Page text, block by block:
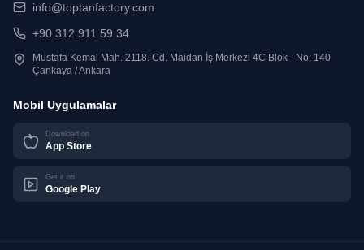
info@toptanfactory.com
+90 312 911 59 34
Mustafa Kemal Mah. 2118. Cd. Maidan İş Merkezi 4C Blok - No: 140
Çankaya / Ankara
Mobil Uygulamalar
Download on
App Store
Get it on
Google Play